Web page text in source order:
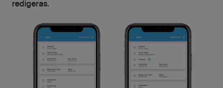
redigeras.